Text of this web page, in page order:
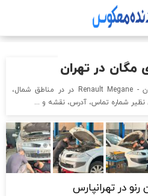
محتوای
مگان در تهران
لیستی از بهترین تعمیرگاه رنو مگان - Renault Megane در در مناطق شمال،
نظیر شماره تماس،‌ آدرس،‌ نقشه و ...
رنو در تهرانپارس